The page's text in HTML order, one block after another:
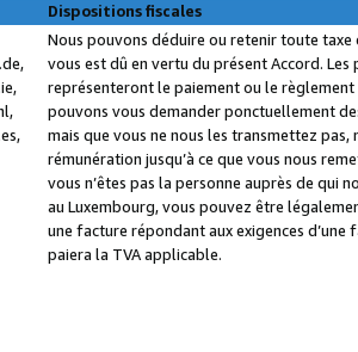
Dispositions fiscales
Nous pouvons déduire ou retenir toute
vous est dû en vertu du présent Accord.
représenteront le paiement ou le
pouvons vous demander ponctuellement
mais que vous ne nous les transmettez
rémunération jusqu’à ce que vous nous
vous n’êtes pas la personne auprès de qui
au Luxembourg, vous pouvez être
une facture répondant aux exigences
paiera la TVA applicable.